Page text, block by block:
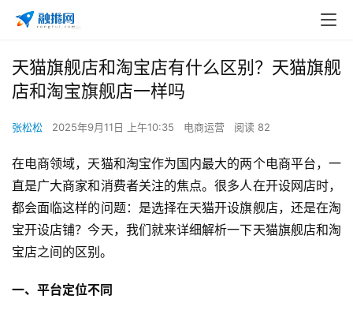
天猫旗舰店和淘宝店有什么区别？天猫旗舰
店和淘宝旗舰店一样吗
张松松 2025年9月11日 上午10:35 电商运营 阅读 82
在电商领域，天猫和淘宝作为国内最大的两个电商平台，一
直是广大商家和消费者关注的焦点。很多人在开设网店时，
都会面临这样的问题：是选择在天猫开设旗舰店，还是在淘
宝开设店铺？今天，我们就来详细解析一下天猫旗舰店和淘
宝店之间的区别。
一、平台定位不同